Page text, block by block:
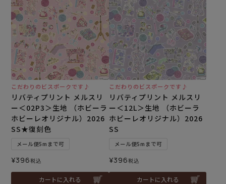
こだわりのビスポークです♪
リバティプリント メルスリ
ー＜02P3＞生地 （ホビーラ
ホビーレオリジナル）2026
SS★復刻色
メール便5mまで可
¥396税込
カートに入れる
こだわりのビスポークです♪
リバティプリント メルスリ
ー＜12L＞生地 （ホビーラ
ホビーレオリジナル）2026
SS
メール便5mまで可
¥396税込
カートに入れる